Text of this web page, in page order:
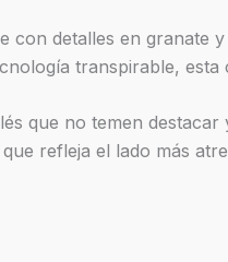
con detalles en
transpirable,
que no temen
refleja el lado más